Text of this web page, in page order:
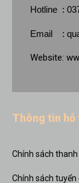
Hotline :
Email :
Website:
Thông tin hỗ
Chính sách
Chính sách tuyển